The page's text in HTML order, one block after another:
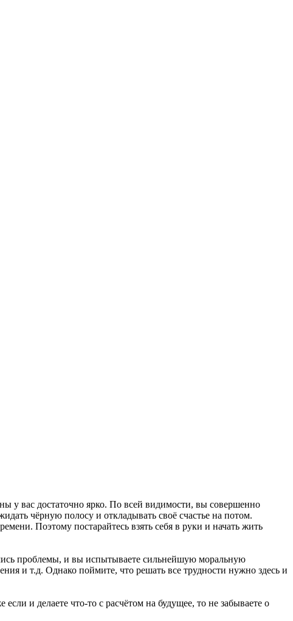
у вас достаточно ярко. По всей видимости, вы совершенно
чёрную полосу и откладывать своё счастье на потом.
Поэтому постарайтесь взять себя в руки и начать жить
проблемы, и вы испытываете сильнейшую моральную
и т.д. Однако поймите, что решать все трудности нужно здесь и
и делаете что-то с расчётом на будущее, то не забываете о